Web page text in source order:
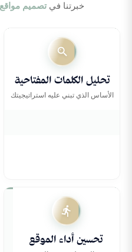
خبرتنا فيتصميم
تحليل الكلمات المفتاحية
تحليل الكلمات المفتاحية
الأساس الذي تبني عليه استراتيجيتك
تحسين أداء الموقع
تحسين أداء الموقع